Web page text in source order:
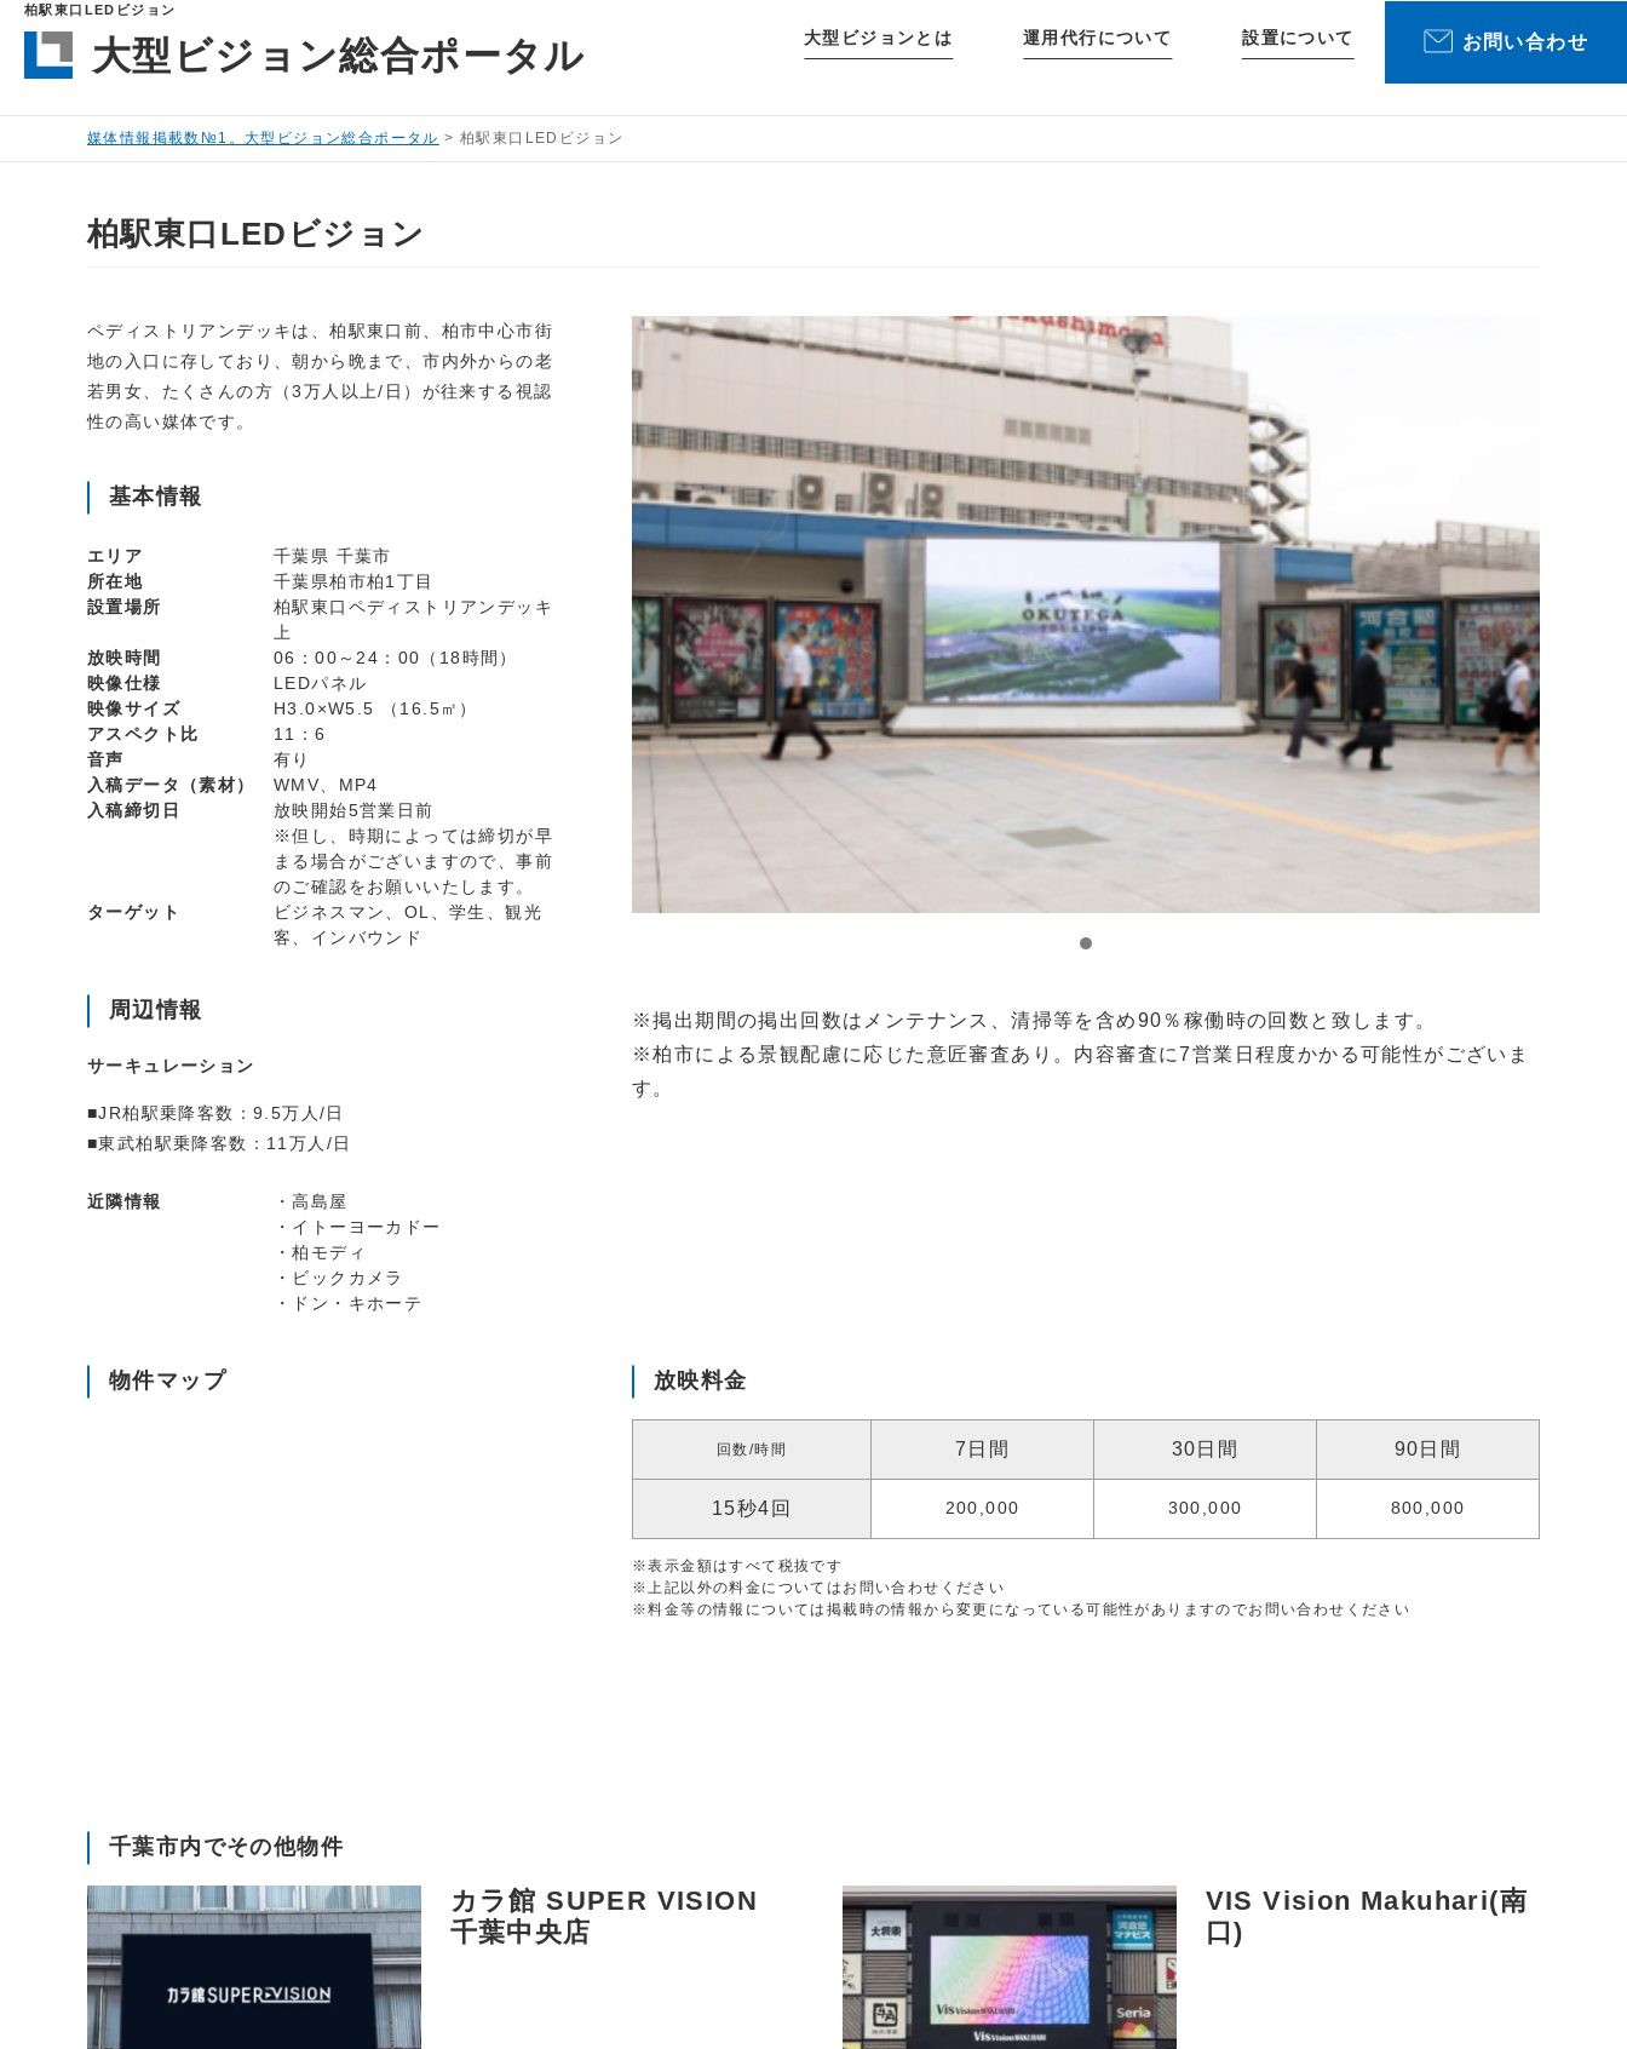
柏駅東口LEDビジョン
大型ビジョン総合ポータル 大型ビジョンとは 運用代行について 設置について お問い合わせ
媒体情報掲載数№1。大型ビジョン総合ポータル >柏駅東口LEDビジョン
柏駅東口LEDビジョン
ペディストリアンデッキは、柏駅東口前、柏市中心市街
地の入口に存しており、朝から晩まで、市内外からの老
若男女、たくさんの方（3万人以上/日）が往来する視認
性の高い媒体です。
基本情報
エリア
千葉県 千葉市
所在地
千葉県柏市柏1丁目
設置場所
柏駅東口ペディストリアンデッキ
上
放映時間
06：00～24：00（18時間）
映像仕様
LEDパネル
映像サイズ
H3.0×W5.5 （16.5㎡）
アスペクト比
11：6
音声
有り
入稿データ（素材）
WMV、MP4
入稿締切日
放映開始5営業日前
※但し、時期によっては締切が早
まる場合がございますので、事前
のご確認をお願いいたします。
ターゲット
ビジネスマン、OL、学生、観光
客、インバウンド
周辺情報
サーキュレーション
■JR柏駅乗降客数：9.5万人/日
■東武柏駅乗降客数：11万人/日
近隣情報
・高島屋
・イトーヨーカドー
・柏モディ
・ビックカメラ
・ドン・キホーテ
※掲出期間の掲出回数はメンテナンス、清掃等を含め90％稼働時の回数と致します。
※柏市による景観配慮に応じた意匠審査あり。内容審査に7営業日程度かかる可能性がございま
す。
物件マップ 放映料金
回数/時間 7日間 30日間 90日間
15秒4回 200,000 300,000 800,000
※表示金額はすべて税抜です
※上記以外の料金についてはお問い合わせください
※料金等の情報については掲載時の情報から変更になっている可能性がありますのでお問い合わせください
千葉市内でその他物件
カラ館 SUPER VISION
千葉中央店
VIS Vision Makuhari(南
口)